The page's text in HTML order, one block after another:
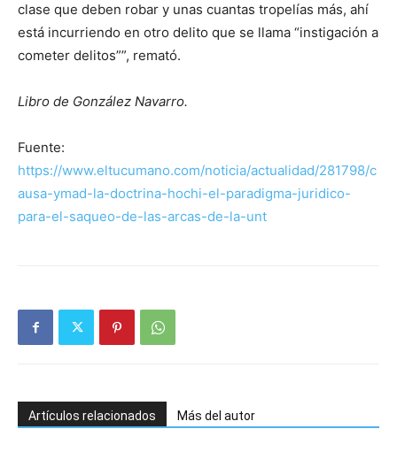
clase que deben robar y unas cuantas tropelías más, ahí
está incurriendo en otro delito que se llama “instigación a
cometer delitos””, remató.
Libro de González Navarro.
Fuente:
https://www.eltucumano.com/noticia/actualidad/281798/c
ausa-ymad-la-doctrina-hochi-el-paradigma-juridico-
para-el-saqueo-de-las-arcas-de-la-unt
Artículos relacionados Más del autor